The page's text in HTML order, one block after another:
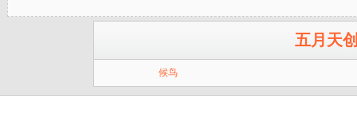
五月天
候鸟